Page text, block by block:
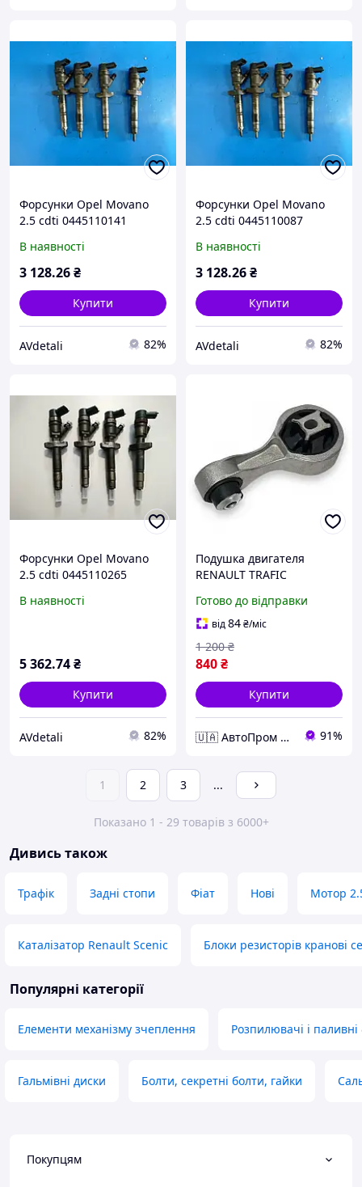
Форсунки Opel Movano
2.5 cdti 0445110141
В наявності
3 128.26₴
Купити
AVdetali 82%
Форсунки Opel Movano
2.5 cdti 0445110087
В наявності
3 128.26₴
Купити
AVdetali 82%
Форсунки Opel Movano
2.5 cdti 0445110265
В наявності
5 362.74₴
Купити
AVdetali 82%
Подушка двигателя
RENAULT TRAFIC
OPEL VIVARO
2.0CDTI/2.5DTI 2001-
Готово до відправки
від84₴/міс
840₴
1 200 ₴
Купити
🇺🇦 АвтоПром 🇺🇦 91%
1 2 3 ...
Показано 1 - 29 товарів з 6000+
Дивись також
Трафік Задні стопи Фіат Нові Мотор
Каталізатор Renault Scenic Блоки резисторів кранові
Популярні категорії
Елементи механізму зчеплення Розпилювачі і
Гальмівні диски Болти, секретні болти, гайки
Покупцям